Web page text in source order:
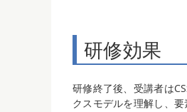
研修効果
研修終了後、受講者は
クスモデルを理解し、要